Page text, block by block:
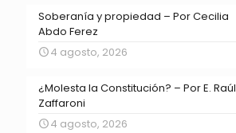
Soberanía y propiedad – Por Cecilia
Abdo Ferez
4 agosto, 2026
¿Molesta la Constitución? – Por E. Raúl
Zaffaroni
4 agosto, 2026